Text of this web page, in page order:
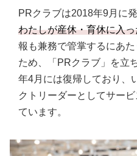
PRクラブは2018年9月に
わたしが産休・育休に入
報も兼務で管掌するにあ
ため、「PRクラブ」を立
年4月には復帰しており、
クトリーダーとしてサー
ています。